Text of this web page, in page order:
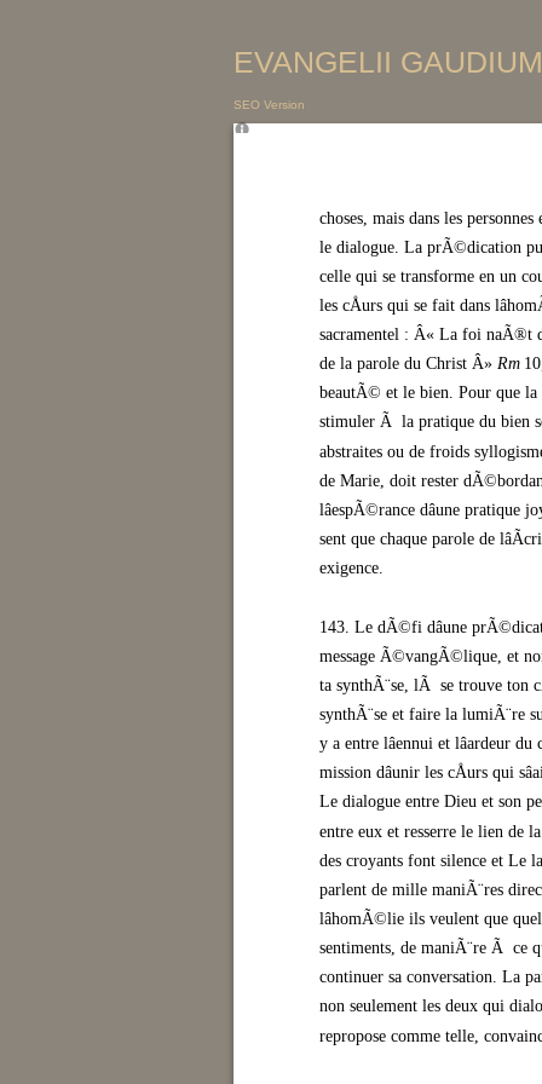
EVANGELII
choses, mais dans les
le dialogue. La prÃ©dication
celle qui se transforme en un
les cÅurs qui se fait dans
sacramentel : Â« La foi naÃ®t de
de la parole du Christ Â» (Rm
beautÃ© et le bien. Pour que
stimuler Ã la pratique du bien
abstraites ou de froids
de Marie, doit rester
lâespÃ©rance dâune
sent que chaque parole de
exigence.
143. Le dÃ©fi dâune
message Ã©vangÃ©lique, et
ta synthÃ¨se, lÃ se trouve ton
synthÃ¨se et faire la lumiÃ¨re
y a entre lâennui et
mission dâunir les cÅurs qui
Le dialogue entre Dieu et son
entre eux et resserre le lien de
des croyants font silence et Le
parlent de mille maniÃ¨res
lâhomÃ©lie ils veulent que
sentiments, de maniÃ¨re Ã ce
continuer sa conversation. La
non seulement les deux qui
repropose comme telle,
SEO Version